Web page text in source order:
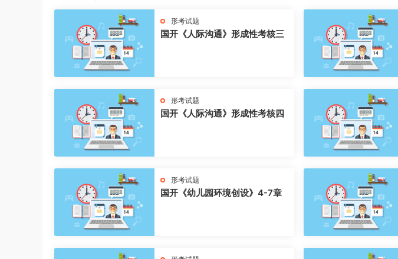
形考试题
国开《人际沟通》形成性考核三
形考试题
国开《人际沟通》形成性考核四
形考试题
国开《幼儿园环境创设》4-7章